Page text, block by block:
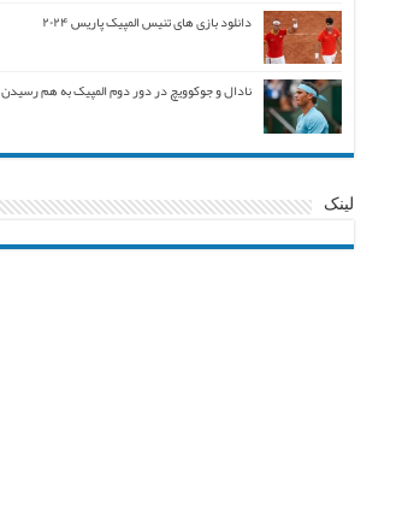
دانلود بازی های تنیس المپیک پاریس ۲۰۲۴
نادال و جوکوویچ در دور دوم المپیک به هم رسیدن
لینک